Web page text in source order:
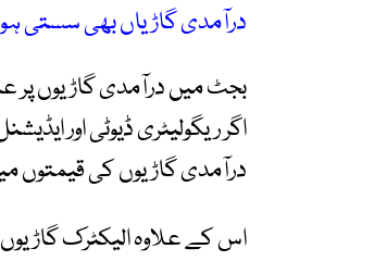
درآمدی گاڑیاں بھی سستی
بجٹ میں درآمدی گاڑیوں پر
اگر ریگولیٹری ڈیوٹی اور
درآمدی گاڑیوں کی قیمتوں
اس کے علاوہ الیکٹرک